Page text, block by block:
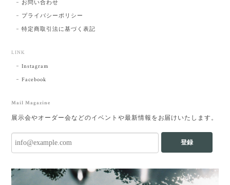
お問い合わせ
プライバシーポリシー
特定商取引法に基づく表記
LINK
Instagram
Facebook
Mail Magazine
展示会やオーダー会などのイベントや最新情報をお届けいたします。
登録